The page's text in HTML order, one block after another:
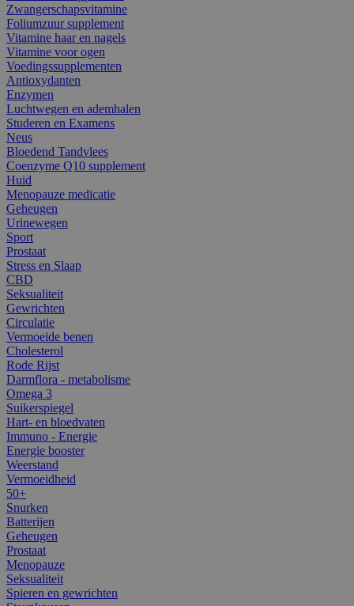
Zwangerschapsvitamine
Foliumzuur supplement
Vitamine haar en nagels
Vitamine voor ogen
Voedingssupplementen
Antioxydanten
Enzymen
Luchtwegen en ademhalen
Studeren en Examens
Neus
Bloedend Tandvlees
Coenzyme Q10 supplement
Huid
Menopauze medicatie
Geheugen
Urinewegen
Sport
Prostaat
Stress en Slaap
CBD
Seksualiteit
Gewrichten
Circulatie
Vermoeide benen
Cholesterol
Rode Rijst
Darmflora - metabolisme
Omega 3
Suikerspiegel
Hart- en bloedvaten
Immuno - Energie
Energie booster
Weerstand
Vermoeidheid
50+
Snurken
Batterijen
Geheugen
Prostaat
Menopauze
Seksualiteit
Spieren en gewrichten